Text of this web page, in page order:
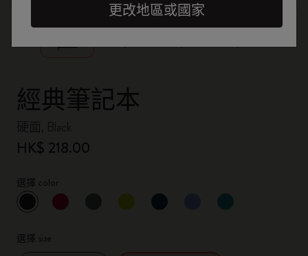
經典筆記本
HK$ 218.00
選擇 color
已選擇
*所選樣品
選擇 size
更改地區或國家